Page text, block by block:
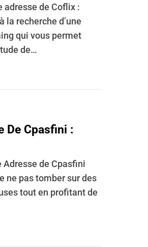
adresse de Coflix :
la recherche d’une
qui vous permet
de…
De Cpasfini :
de Cpasfini
ne pas tomber sur des
tout en profitant de